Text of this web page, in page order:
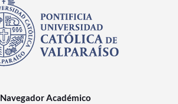
Navegador Académico